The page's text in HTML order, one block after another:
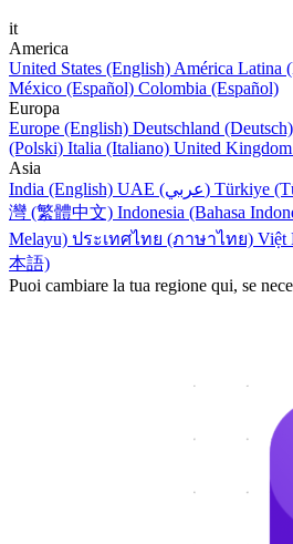
it
America
United States (English) América Latina
México (Español) Colombia (Español)
Europa
Europe (English) Deutschland (Deutsch)
(Polski) Italia (Italiano) United
Asia
India (English)
UAE (عربي) Türkiye
灣 (繁體中文) Indonesia (Bahasa
Melayu) ประเทศไทย (ภาษาไทย) Việt
本語)
Puoi cambiare la tua regione qui, se